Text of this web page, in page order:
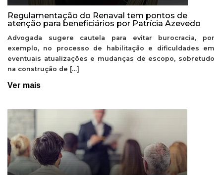
Regulamentação do Renaval tem pontos de
atenção para beneficiários por Patrícia Azevedo
Advogada sugere cautela para evitar burocracia, por
exemplo, no processo de habilitação e dificuldades em
eventuais atualizações e mudanças de escopo, sobretudo
na construção de […]
Ver mais